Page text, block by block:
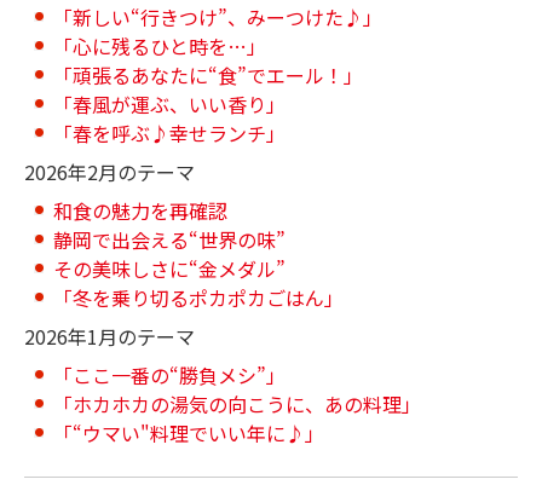
「新しい“行きつけ”、みーつけた♪」
「心に残るひと時を…」
「頑張るあなたに“食”でエール！」
「春風が運ぶ、いい香り」
「春を呼ぶ♪幸せランチ」
2026年2月のテーマ
和食の魅力を再確認
静岡で出会える“世界の味”
その美味しさに“金メダル”
「冬を乗り切るポカポカごはん」
2026年1月のテーマ
「ここ一番の“勝負メシ”」
「ホカホカの湯気の向こうに、あの料理」
「“ウマい"料理でいい年に♪」